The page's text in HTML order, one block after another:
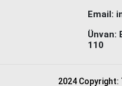
Email:
Ünvan:
110
2024